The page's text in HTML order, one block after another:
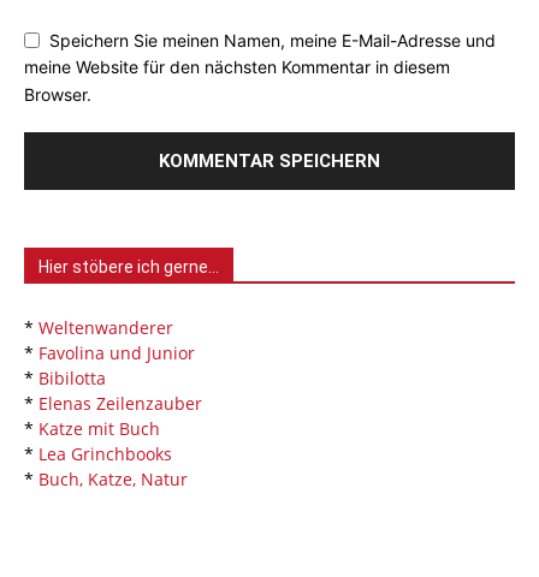
Speichern Sie meinen Namen, meine E-Mail-Adresse und
meine Website für den nächsten Kommentar in diesem
Browser.
Hier stöbere ich gerne…
* Weltenwanderer
* Favolina und Junior
* Bibilotta
* Elenas Zeilenzauber
* Katze mit Buch
* Lea Grinchbooks
* Buch, Katze, Natur